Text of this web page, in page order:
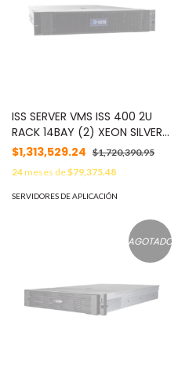
ISS SERVER VMS ISS 400 2U
RACK 14BAY (2) XEON SILVER
4210 32GB RAM (2) 240GB
SSD RAID1 156TB (2) 1GBE NIC
(2) 10GBE SFP+ WIN10 PRO
MOD: SOS-NVR-400-156T
$1,313,529.24 $1,720,390.95
24meses de$79,375.48
SERVIDORES DE APLICACIÓN
AGOTADO